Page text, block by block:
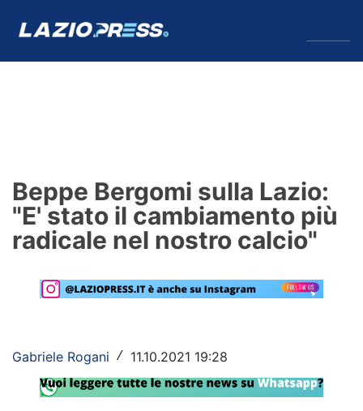
Formello
Infortuni
Primavera
Lazio Women
Rassegna Lazio
Beppe Bergomi sulla Lazio:
"E' stato il cambiamento più
radicale nel nostro calcio"
Gabriele Rogani / 11.10.2021 19:28